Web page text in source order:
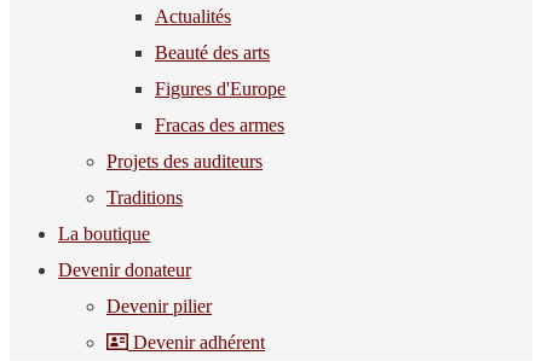
Actualités
Beauté des arts
Figures d'Europe
Fracas des armes
Projets des auditeurs
Traditions
La boutique
Devenir donateur
Devenir pilier
Devenir adhérent